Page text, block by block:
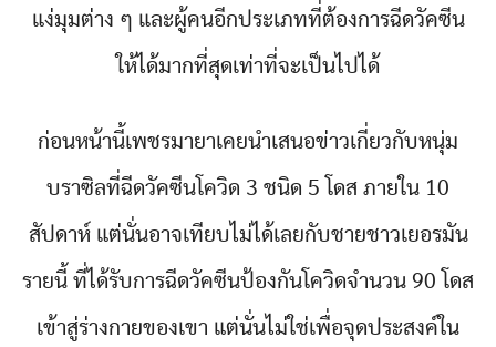
แง่มุมต่าง ๆ และผู้คนอีกประเภทที่ต้องการฉีดวัคซีน
ให้ได้มากที่สุดเท่าที่จะเป็นไปได้
ก่อนหน้านี้เพชรมายาเคยนำเสนอข่าวเกี่ยวกับหนุ่ม
บราซิลที่ฉีดวัคซีนโควิด 3 ชนิด 5 โดส ภายใน 10
สัปดาห์ แต่นั่นอาจเทียบไม่ได้เลยกับชายชาวเยอรมัน
รายนี้ ที่ได้รับการฉีดวัคซีนป้องกันโควิดจำนวน 90 โดส
เข้าสู่ร่างกายของเขา แต่นั่นไม่ใช่เพื่อจุดประสงค์ใน